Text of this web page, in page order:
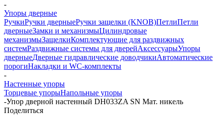
-
Упоры дверные
РучкиРучки дверныеРучки защелки (KNOB)ПетлиПетли
дверныеЗамки и механизмыЦилиндровые
механизмыЗащелкиКомплектующие для раздвижных
системРаздвижные системы для дверейАксессуарыУпоры
дверныеДверные гидравлические доводчикиАвтоматические
порогиНакладки и WC-комплекты
-
Настенные упоры
Торцевые упорыНапольные упоры
-Упор дверной настенный DH033ZA SN Мат. никель
Поделиться